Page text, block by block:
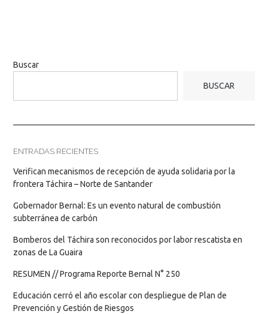
Buscar
BUSCAR
ENTRADAS RECIENTES
Verifican mecanismos de recepción de ayuda solidaria por la
frontera Táchira – Norte de Santander
Gobernador Bernal: Es un evento natural de combustión
subterránea de carbón
Bomberos del Táchira son reconocidos por labor rescatista en
zonas de La Guaira
RESUMEN // Programa Reporte Bernal N° 250
Educación cerró el año escolar con despliegue de Plan de
Prevención y Gestión de Riesgos